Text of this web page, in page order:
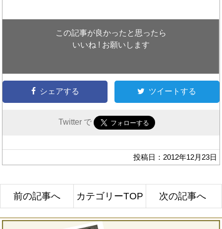
この記事が良かったと思ったら
いいね ! お願いします
シェアする ツイートする
Twitter で
投稿日：2012年12月23日
前の記事へ カテゴリーTOP 次の記事へ